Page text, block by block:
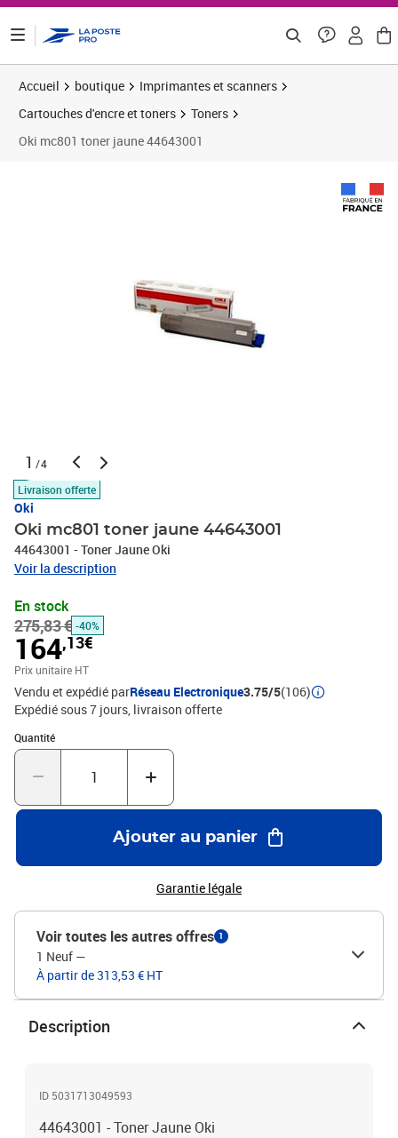
Accueil boutique
Imprimantes et scanners
Cartouches d'encre et toners
Toners
Oki mc801 toner jaune 44643001
1 /4
Livraison offerte
Oki
Oki mc801 toner jaune 44643001
44643001 - Toner Jaune Oki
Voir la description
En stock
275,83 € -40%
164,13€
Prix unitaire HT
Vendu et expédié parRéseau Electronique3.75/5(106)
Expédié sous 7 jours livraison offerte
Quantité
Quantité : 1
Ajouter au panier
Garantie légale
Voir toutes les autres offres 1
1 Neuf —
À partir de 313,53 € HT
Description
ID 5031713049593
44643001 - Toner Jaune Oki